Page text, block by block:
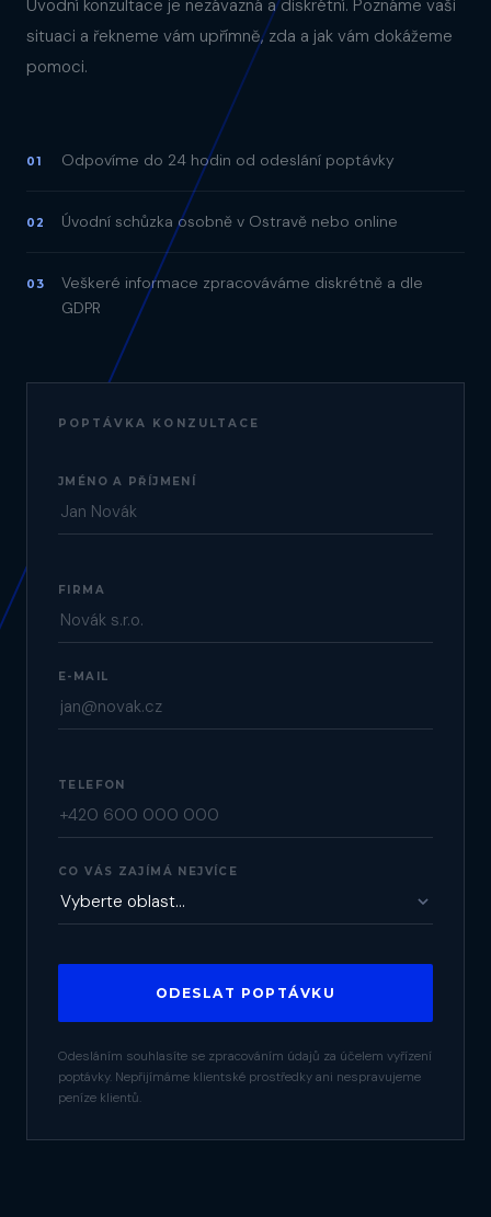
Úvodní konzultace je nezávazná a diskrétní. Poznáme vaši
situaci a řekneme vám upřímně, zda a jak vám dokážeme
pomoci.
01 Odpovíme do 24 hodin od odeslání poptávky
02 Úvodní schůzka osobně v Ostravě nebo online
03
Veškeré informace zpracováváme diskrétně a dle
GDPR
POPTÁVKA KONZULTACE
JMÉNO A PŘÍJMENÍ
FIRMA
E-MAIL
TELEFON
CO VÁS ZAJÍMÁ NEJVÍCE
ODESLAT POPTÁVKU
Odesláním souhlasíte se zpracováním údajů za účelem vyřízení
poptávky. Nepřijímáme klientské prostředky ani nespravujeme
peníze klientů.